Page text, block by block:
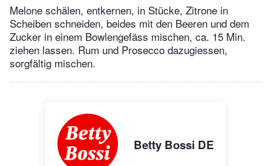
Melone schälen, entkernen, in Stücke, Zitrone in
Scheiben schneiden, beides mit den Beeren und dem
Zucker in einem Bowlengefäss mischen, ca. 15 Min.
ziehen lassen. Rum und Prosecco dazugiessen,
sorgfältig mischen.
Betty Bossi DE